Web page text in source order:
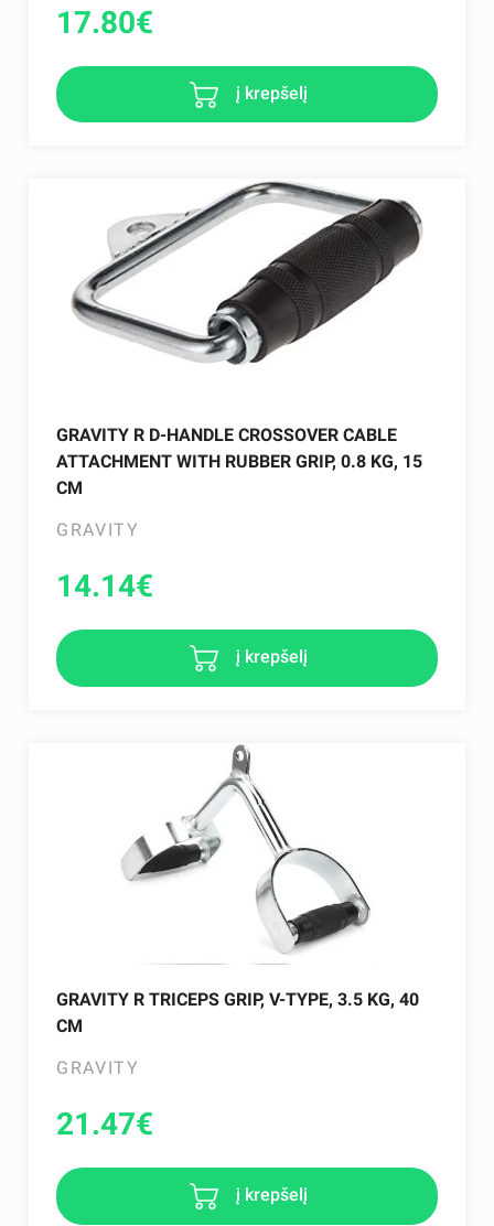
17.80€
į krepšelį
GRAVITY R D-HANDLE CROSSOVER CABLE
ATTACHMENT WITH RUBBER GRIP, 0.8 KG, 15
CM
GRAVITY
14.14€
į krepšelį
GRAVITY R TRICEPS GRIP, V-TYPE, 3.5 KG, 40
CM
GRAVITY
21.47€
į krepšelį